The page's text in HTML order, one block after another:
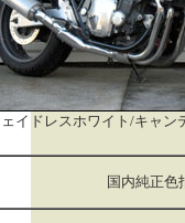
イドレスホワイト/キャン
国内純正色